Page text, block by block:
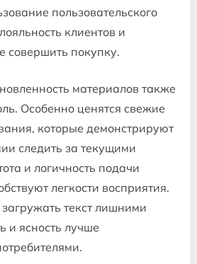
пользовательского
клиентов и
совершить покупку.
материалов также
Особенно ценятся свежие
которые демонстрируют
следить за текущими
и логичность подачи
легкости восприятия.
текст лишними
и ясность лучше